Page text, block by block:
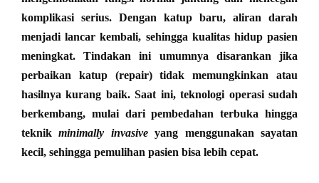
komplikasi serius. Dengan katup baru, aliran darah
menjadi lancar kembali, sehingga kualitas hidup pasien
meningkat. Tindakan ini umumnya disarankan jika
perbaikan katup (repair) tidak memungkinkan atau
hasilnya kurang baik. Saat ini, teknologi operasi sudah
berkembang, mulai dari pembedahan terbuka hingga
teknikminimally invasiveyang menggunakan sayatan
kecil, sehingga pemulihan pasien bisa lebih cepat.